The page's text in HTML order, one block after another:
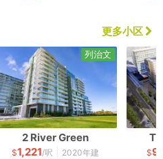
更多小区
2 River Green
$1,221/呎 2020年建
列治文
$